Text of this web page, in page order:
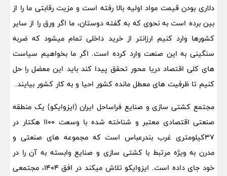
دلاری بودن قیمت مواد اولیه بالا رفته است و مزیت رقابتی ما را از
بین برده است به نحوی که به گفته دوستان، ما اگر ورق را از سایر
کشورها وارد کنیم ارزانتر از خرید داخلی تمام میشود که ضربه
سنگینی به این صنعت وارد کرده است. اگر ما بخواهیم سیاست
های کلی اقتصاد دریا محور تحقق پیدا کند باید این معضل را حل
کنیم تا ظرفیت های معطل مانده کشور احیا و به کار کشور بیایند.
مجتمع کشتی سازی و صنایع فراساحل ایران (ایزوایکو) یک منطقه
صنعتی اقتصادی معتبر و شناخته شده با وسعت ۱۱۰۰ هکتار در
۳۷کیلومتری غرب بندرعباس است که مجموعه های صنعتی و
مدرن به ویژه مرتبط با کشتی سازی و صنایع وابسته به آن را در
خود جای داده است. ایزوایکو تلاش میکند در افق ۱۴۰۴، مجتمعی